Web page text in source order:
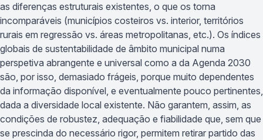
as diferenças estruturais existentes, o que os torna
incomparáveis (municípios costeiros vs. interior, territórios
rurais em regressão vs. áreas metropolitanas, etc.). Os índices
globais de sustentabilidade de âmbito municipal numa
perspetiva abrangente e universal como a da Agenda 2030
são, por isso, demasiado frágeis, porque muito dependentes
da informação disponível, e eventualmente pouco pertinentes,
dada a diversidade local existente. Não garantem, assim, as
condições de robustez, adequação e fiabilidade que, sem que
se prescinda do necessário rigor, permitem retirar partido das